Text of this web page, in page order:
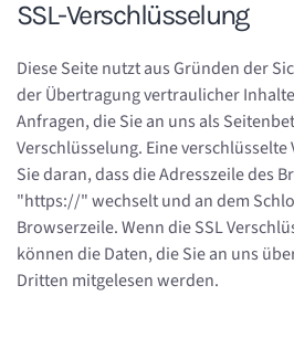
SSL-Verschlüsselung
Diese Seite nutzt aus Gründen der
der Übertragung vertraulicher
Anfragen, die Sie an uns als
Verschlüsselung. Eine
Sie daran, dass die Adresszeile des
"https://" wechselt und an dem
Browserzeile. Wenn die SSL
können die Daten, die Sie an uns
Dritten mitgelesen werden.